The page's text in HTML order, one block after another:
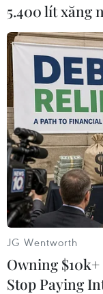
#Du học New
#Thủ tướng New
5.400 lít xăng
JG Wentworth
Owning
Stop Paying